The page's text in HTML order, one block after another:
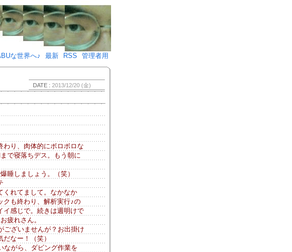
言･･･♪)÷2
な世界へ♪
最新 RSS 管理者用
DATE : 2013/12/20 (金)
り、肉体的にボロボロな
で寝落ちデス。もう朝に
睡しましょう。（笑）
れてまして。なかなか
クも終わり、解析実行♪の
イ感じで。続きは週明けで
疲れさん。
ざいませんが？お出掛け
なー！（笑）
がら、ダビング作業を